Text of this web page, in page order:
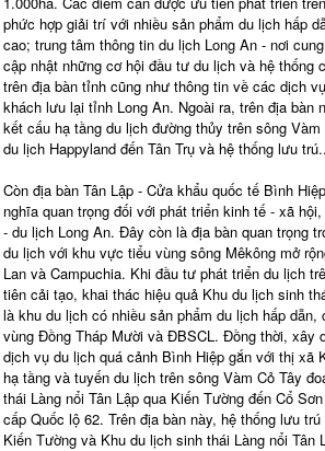
phức hợp giải trí với nhiều sản phẩm du lịch hấp
cao; trung tâm thông tin du lịch Long An - nơi
cập nhật những cơ hội đầu tư du lịch và hệ thống
trên địa bàn tỉnh cũng như thông tin về các dịch
khách lưu lại tỉnh Long An. Ngoài ra, trên địa bàn
kết cấu hạ tầng du lịch đường thủy trên sông
du lịch Happyland đến Tân Trụ và hệ thống lưu
Còn địa bàn Tân Lập - Cửa khẩu quốc tế Bình
nghĩa quan trọng đối với phát triển kinh tế - xã
- du lịch Long An. Đây còn là địa bàn quan trọng
du lịch với khu vực tiểu vùng sông Mêkông mở
Lan và Campuchia. Khi đầu tư phát triển du lịch
tiên cải tạo, khai thác hiệu quả Khu du lịch sinh
là khu du lịch có nhiều sản phẩm du lịch hấp
vùng Đồng Tháp Mười và ĐBSCL. Đồng thời, xây
dịch vụ du lịch quá cảnh Bình Hiệp gắn với thị xã
hạ tầng và tuyến du lịch trên sông Vàm Cỏ Tây
thái Làng nổi Tân Lập qua Kiến Tường đến Cổ
cấp Quốc lộ 62. Trên địa bàn này, hệ thống lưu
Kiến Tường và Khu du lịch sinh thái Làng nổi Tân